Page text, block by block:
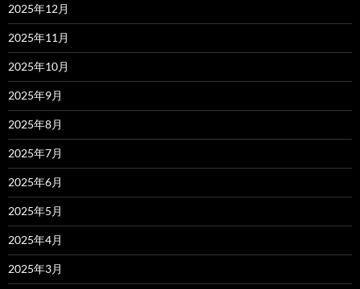
2025年12月
2025年11月
2025年10月
2025年9月
2025年8月
2025年7月
2025年6月
2025年5月
2025年4月
2025年3月